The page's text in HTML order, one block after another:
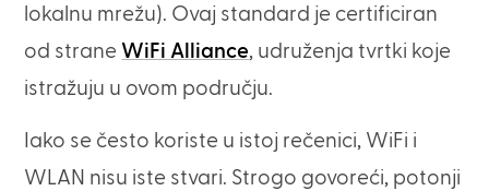
lokalnu mrežu). Ovaj standard je certificiran
od strane WiFi Alliance, udruženja tvrtki koje
istražuju u ovom području.
Iako se često koriste u istoj rečenici, WiFi i
WLAN nisu iste stvari. Strogo govoreći, potonji